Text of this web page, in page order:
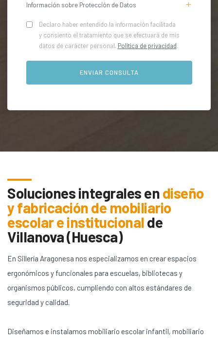
Información sobre Protección de Datos
Declaro haber entendido la información facilitada
y consiento el tratamiento que se efectuará de mis
datos de carácter personal. Política de privacidad.
Soluciones integrales endiseño
y fabricación de mobiliario
escolar e institucionalde
Villanova (Huesca)
En Sillería Aragonesa nos especializamos en crear espacios
ergonómicos y funcionales para escuelas, bibliotecas y
organismos públicos, cumpliendo con altos estándares de
seguridad y calidad.
Diseñamos e instalamos mobiliario escolar infantil, mobiliario